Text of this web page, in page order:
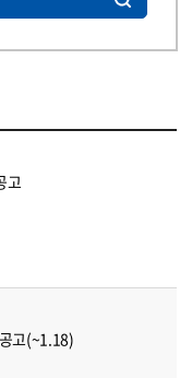
고
고(~1.18)